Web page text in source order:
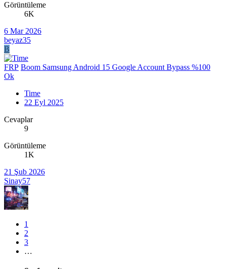
Görüntüleme
6K
6 Mar 2026
beyaz35
B
FRP Boom Samsung Android 15 Google Account Bypass %100
Ok
Time
22 Eyl 2025
Cevaplar
9
Görüntüleme
1K
21 Şub 2026
Sinay57
1
2
3
…